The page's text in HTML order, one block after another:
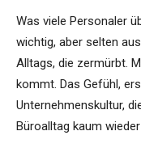
Was viele Personaler
wichtig, aber selten
Alltags, die zermürbt.
kommt. Das Gefühl,
Unternehmenskultur,
Büroalltag kaum